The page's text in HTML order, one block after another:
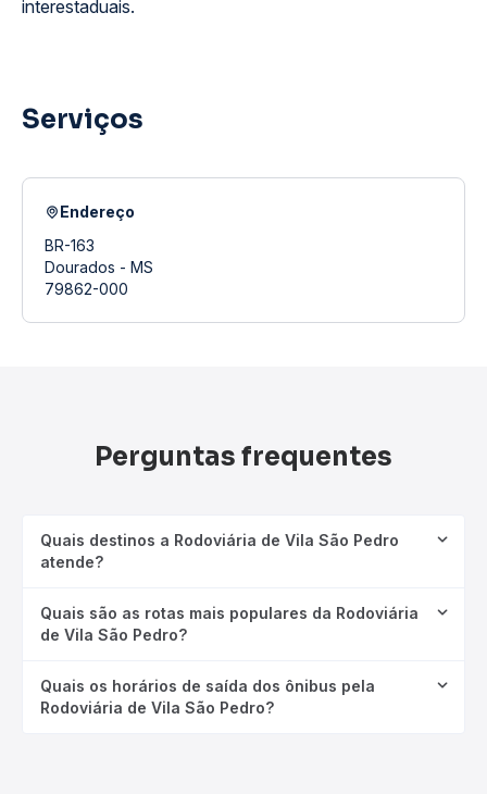
interestaduais.
Serviços
Endereço
BR-163
Dourados - MS
79862-000
Perguntas frequentes
Quais destinos a Rodoviária de Vila São Pedro
atende?
Quais são as rotas mais populares da Rodoviária
de Vila São Pedro?
Quais os horários de saída dos ônibus pela
Rodoviária de Vila São Pedro?